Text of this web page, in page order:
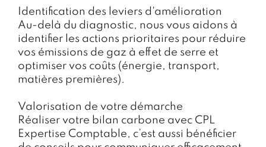
Identification des leviers d'amélioration
Au-delà du diagnostic, nous vous aidons à
identifier les actions prioritaires pour réduire
vos émissions de gaz à effet de serre et
optimiser vos coûts (énergie, transport,
matières premières).
Valorisation de votre démarche
Réaliser votre bilan carbone avec CPL
Expertise Comptable, c’est aussi bénéficier